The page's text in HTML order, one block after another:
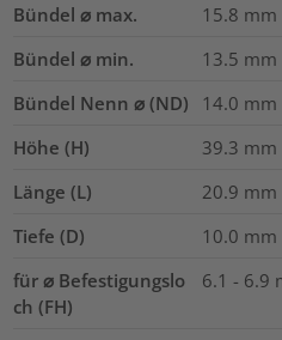
Bündel ⌀ max.
15.8 mm
Bündel ⌀ min.
13.5 mm
Bündel Nenn ⌀ (ND)
14.0 mm
Höhe (H)
39.3 mm
Länge (L)
20.9 mm
Tiefe (D)
10.0 mm
für ⌀ Befestigungslo
ch (FH)
6.1 - 6.9